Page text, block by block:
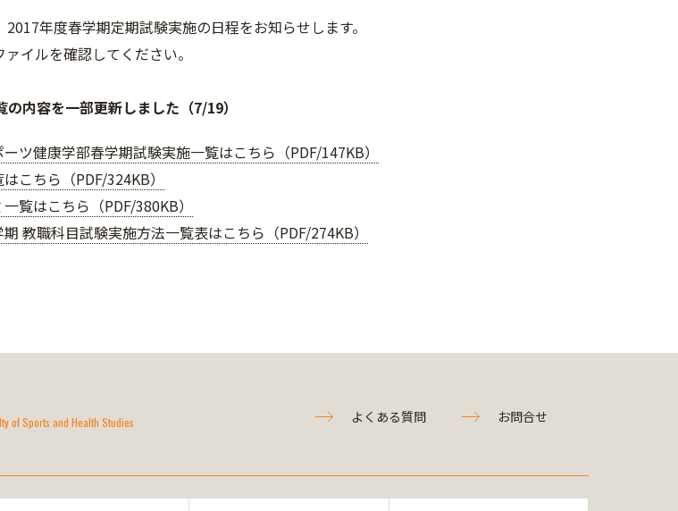
年度春学期定期試験実施の日程をお知らせします。
イルを確認してください。
内容を一部更新しました（7/19）
ツ健康学部春学期試験実施一覧はこちら（PDF/147KB）
こちら（PDF/324KB）
覧はこちら（PDF/380KB）
教職科目試験実施方法一覧表はこちら（PDF/274KB）
of Sports and Health Studies よくある質問 お問合せ